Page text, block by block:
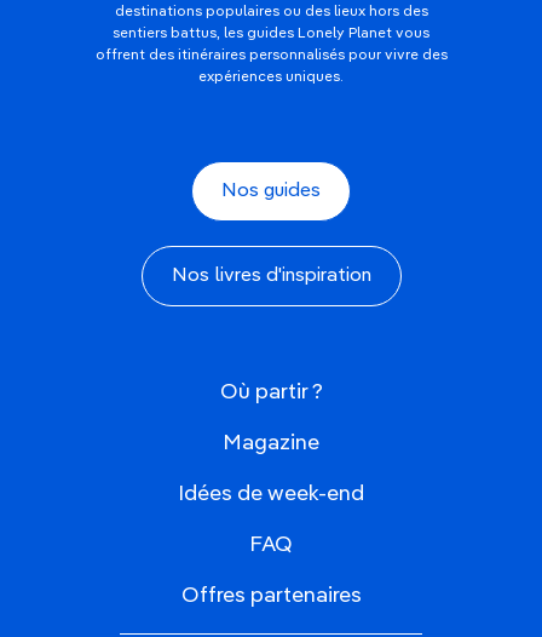
destinations populaires ou des lieux hors des
sentiers battus, les guides Lonely Planet vous
offrent des itinéraires personnalisés pour vivre des
expériences uniques.
Nos guides
Nos livres d'inspiration
Où partir ?
Magazine
Idées de week-end
FAQ
Offres partenaires